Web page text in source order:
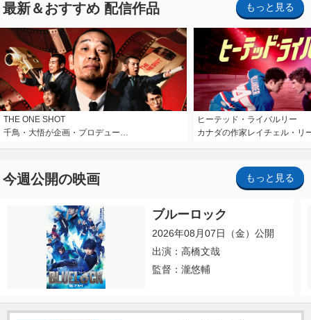
最新＆おすすめ 配信作品 もっと見る
THE ONE SHOT
千鳥・大悟が企画・プロデュー…
ヒーテッド・ライバルリー
カナダの作家レイチェル・リ
今週公開の映画 もっと見る
ブルーロック
2026年08月07日（金）公開
出演：高橋文哉
監督：瀧悠輔